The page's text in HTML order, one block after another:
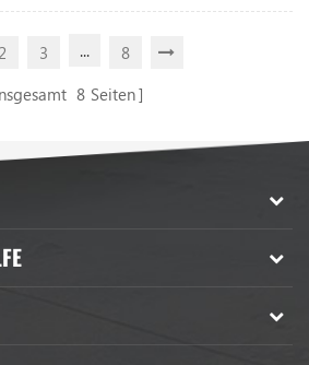
3 ...
8
8 Seiten